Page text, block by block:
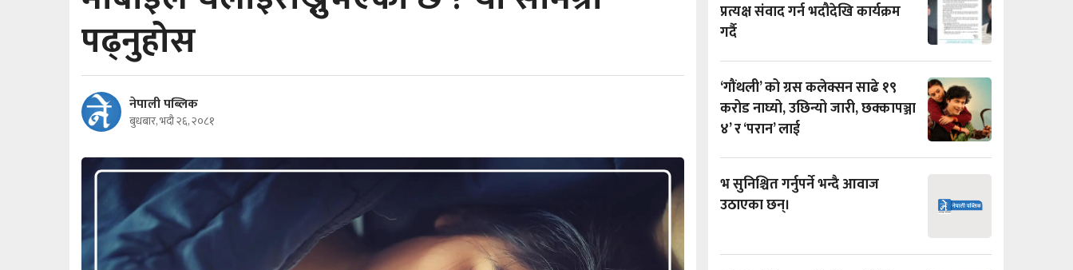
पढ्नुहोस
नेपाली पब्लिक
बुधबार, भदौ २६, २०८१
प्रत्यक्ष संवाद गर्न भदौदेखि कार्यक्रम
गर्दै
‘गौंथली’ को ग्रस कलेक्सन साढे १९
करोड नाघ्यो, उछिन्यो जारी, छक्कापञ्जा
४’ र ‘परान’ लाई
भ सुनिश्चित गर्नुपर्ने भन्दै आवाज
उठाएका छन्।